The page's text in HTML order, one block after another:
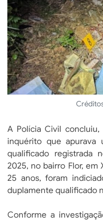
A Polícia Civil
inquérito que apurava
qualificado registrada
2025, no bairro Flor, em
25 anos, foram
duplamente qualificado
Conforme a